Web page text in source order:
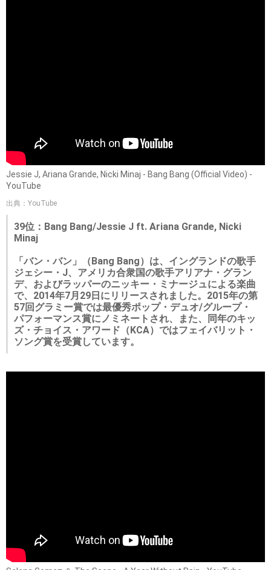
Jessie J, Ariana Grande, Nicki Minaj - Bang Bang (Official Video) -
YouTube
出典：YouTube
39位：Bang Bang/Jessie J ft. Ariana Grande, Nicki
Minaj
「バン・バン」（Bang Bang）は、イングランドの歌手
ジェシー・J、アメリカ合衆国の歌手アリアナ・グラン
デ、およびラッパーのニッキー・ミナージュによる楽曲
で、2014年7月29日にリリースされました。2015年の第
57回グラミー賞では最優秀ポップ・デュオ/グループ・
パフォーマンス賞にノミネートされ、また、同年のキッ
ズ・チョイス・アワード（KCA）ではフェイバリット・
ソング賞を受賞しています。